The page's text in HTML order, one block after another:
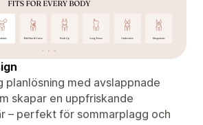
planlösning med avslappnade
skapar en uppfriskande
– perfekt för sommarplagg och